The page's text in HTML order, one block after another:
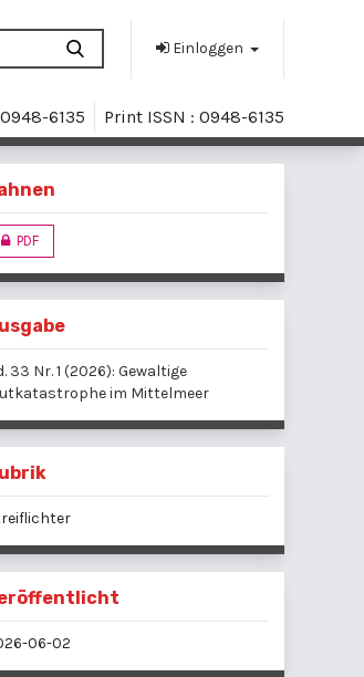
Einloggen
6135 Print ISSN : 0948-6135
PDF
33 Nr. 1 (2026): Gewaltige
im Mittelmeer
06-02